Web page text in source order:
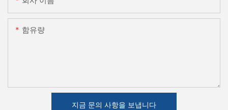
함유량
지금 문의 사항을 보냅니다